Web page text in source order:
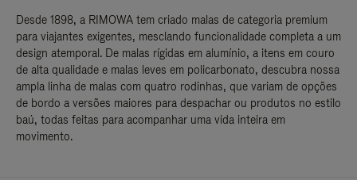
Desde 1898, a RIMOWA tem criado malas de categoria premium
para viajantes exigentes, mesclando funcionalidade completa a um
design atemporal. De malas rígidas em alumínio, a itens em couro
de alta qualidade e malas leves em policarbonato, descubra nossa
ampla linha de malas com quatro rodinhas, que variam de opções
de bordo a versões maiores para despachar ou produtos no estilo
baú, todas feitas para acompanhar uma vida inteira em
movimento.